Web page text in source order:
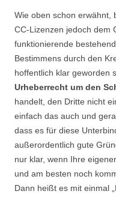
Wie oben schon erwähnt,
CC-Lizenzen jedoch dem
funktionierende
Bestimmens durch den
hoffentlich klar geworden
Urheberrecht um den
handelt, den Dritte nicht
einfach das auch und
dass es für diese
außerordentlich gute
nur klar, wenn Ihre
und am besten noch
Dann heißt es mit einmal